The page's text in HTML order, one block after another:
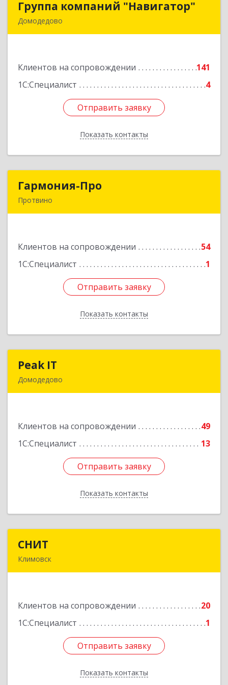
Группа компаний "Навигатор"
Домодедово
Клиентов на сопровождении
141
1С:Специалист
4
Отправить заявку
Показать контакты
Группа компаний "Навигатор"
Подробнее
Отправить заявку
Назад
Гармония-Про
Протвино
Клиентов на сопровождении
54
1С:Специалист
1
Отправить заявку
Показать контакты
Подробнее
Отправить заявку
Назад
Peak IT
Домодедово
Клиентов на сопровождении
49
1С:Специалист
13
Отправить заявку
Показать контакты
Подробнее
Отправить заявку
Назад
СНИТ
Климовск
Клиентов на сопровождении
20
1С:Специалист
1
Отправить заявку
Показать контакты
Подробнее
Отправить заявку
Назад